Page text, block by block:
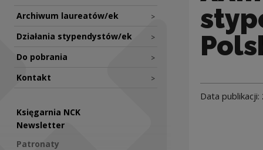
Archiwum laureatów/ek >
Działania stypendystów/ek >
Do pobrania >
Kontakt >
Księgarnia NCK
Newsletter
Patronaty
Data publikacji: